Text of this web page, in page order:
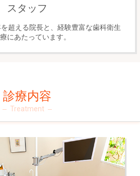
スタッフ
超える院長と、経験豊富な歯科衛生
にあたっています。
診療内容
Treatment